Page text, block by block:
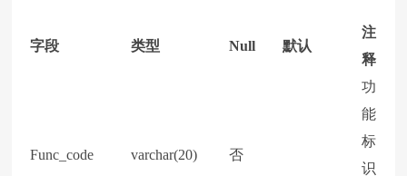
字段 类型 Null 默认
注
释
Func_code varchar(20) 否
功
能
标
识